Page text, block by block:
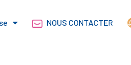
NOUS CONTACTER